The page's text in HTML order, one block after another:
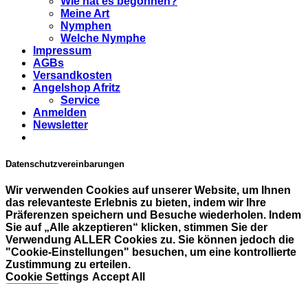
Meine Art
Nymphen
Welche Nymphe
Impressum
AGBs
Versandkosten
Angelshop Afritz
Service
Anmelden
Newsletter
Datenschutzvereinbarungen
Wir verwenden Cookies auf unserer Website, um Ihnen
das relevanteste Erlebnis zu bieten, indem wir Ihre
Präferenzen speichern und Besuche wiederholen. Indem
Sie auf „Alle akzeptieren“ klicken, stimmen Sie der
Verwendung ALLER Cookies zu. Sie können jedoch die
"Cookie-Einstellungen" besuchen, um eine kontrollierte
Zustimmung zu erteilen.
Cookie Settings Accept All